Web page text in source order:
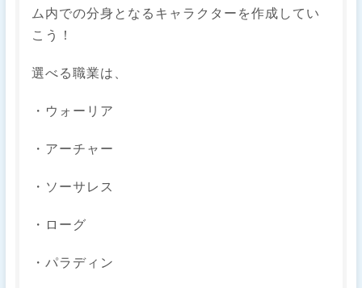
ム内での分身となるキャラクターを作成してい
こう！
選べる職業は、
・ウォーリア
・アーチャー
・ソーサレス
・ローグ
・パラディン